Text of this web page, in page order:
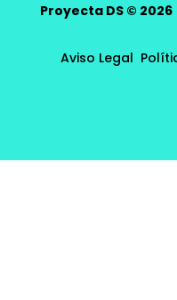
Proyecta DS © 2026
Aviso Legal